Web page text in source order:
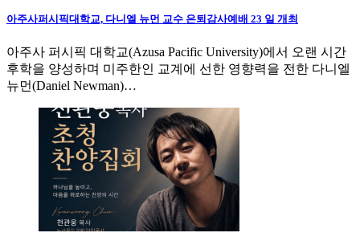
아주사퍼시픽대학교, 다니엘 뉴먼 교수 은퇴감사예배 23 일 개최
아주사 퍼시픽 대학교(Azusa Pacific University)에서 오랜 시간
후학을 양성하며 미주한인 교계에 선한 영향력을 전한 다니엘
뉴먼(Daniel Newman)…